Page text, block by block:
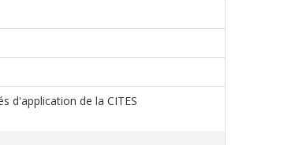
d'application de la CITES